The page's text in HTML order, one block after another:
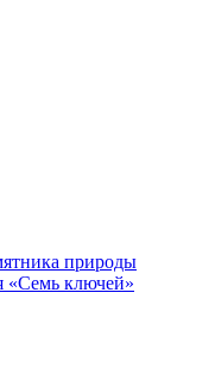
природы
«Семь ключей»